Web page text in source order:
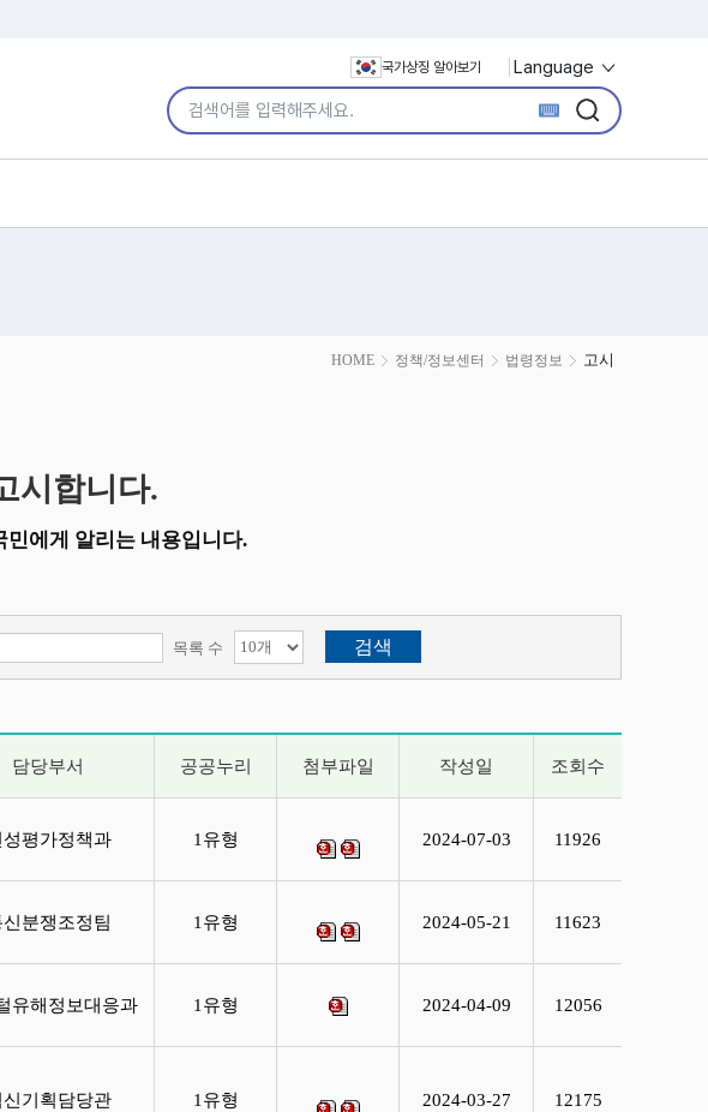
국가상징 알아보기 Language
통합검색어 입력
검색
검색
HOME 정책/정보센터 법령정보 고시
시합니다.
에게 알리는 내용입니다.
목록 수
담당부서 공공누리 첨부파일 작성일 조회수
성평가정책과 1유형 2024-07-03 11926
신분쟁조정팀 1유형 2024-05-21 11623
유해정보대응과 1유형 2024-04-09 12056
신기획담당관 1유형 2024-03-27 12175